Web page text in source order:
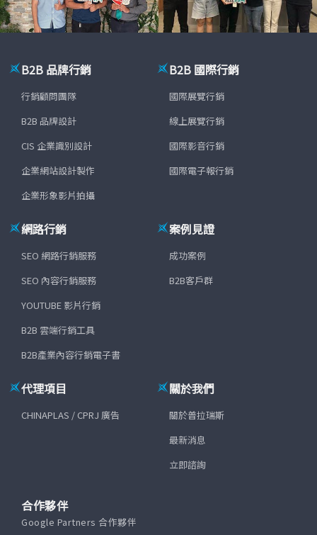
B2B 品牌行銷
行銷顧問團隊
B2B 品牌設計
CIS 企業識別設計
企業網站設計製作
企業形象影片拍攝
B2B 國際行銷
國際展覽行銷
線上展覽行銷
國際影音行銷
國際電子報行銷
網路行銷
SEO 網路行銷服務
SEO 內容行銷服務
YOUTUBE 影片行銷
B2B 雲端行銷工具
B2B產業內容行銷電子書
案例見證
成功案例
B2B客戶群
代理項目
CHINAPLAS / CPRJ 廣告
關於我們
關於普拉瑞斯
最新消息
立即諮詢
合作夥伴
Google Partners 合作夥伴